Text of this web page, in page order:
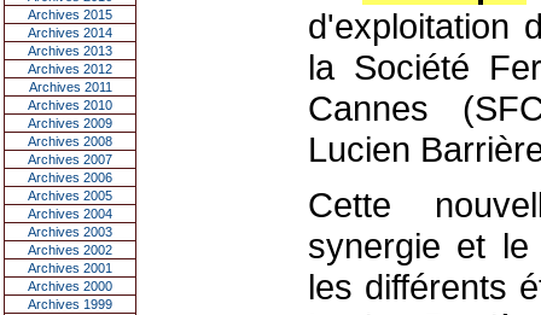
Archives 2015
Archives 2014
Archives 2013
Archives 2012
Archives 2011
Archives 2010
Archives 2009
Archives 2008
Archives 2007
Archives 2006
Archives 2005
Archives 2004
Archives 2003
Archives 2002
Archives 2001
Archives 2000
Archives 1999
d'exploitation
la Société
Cannes
Lucien
Cette
synergie et le
les différents